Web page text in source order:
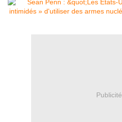
Publicité